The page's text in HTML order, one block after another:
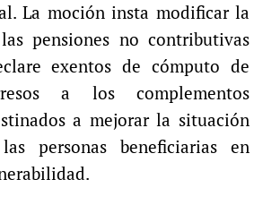
La moción insta modificar la
pensiones no contributivas
exentos de cómputo de
a los complementos
a mejorar la situación
personas beneficiarias en